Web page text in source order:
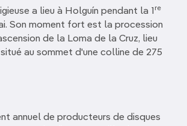
a lieu à Holguín pendant la 1 re
Son moment fort est la procession
de la Loma de la Cruz, lieu
au sommet d'une colline de 275
annuel de producteurs de disques